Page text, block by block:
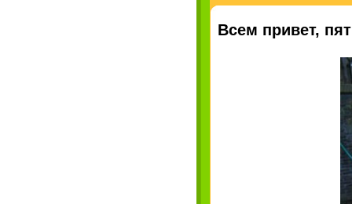
Всем привет,